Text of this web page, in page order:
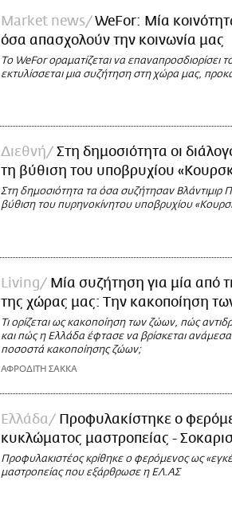
Market news WeFor: Μία
όσα απασχολούν την κοινωνία μας
Το WeFor οραματίζεται να επαναπροσδιορίσει
εκτυλίσσεται μια συζήτηση στη χώρα μας,
Διεθνή
Στη δημοσιότητα οι
τη βύθιση του υποβρυχίου
Στη δημοσιότητα τα όσα συζήτησαν Βλάντιμιρ
βύθιση του πυρηνοκίνητου υποβρυχίου
Living
Μία συζήτηση για μία από
της χώρας μας: Την κακοποίηση
Τι ορίζεται ως κακοποίηση των ζώων, πώς
και πώς η Ελλάδα έφτασε να βρίσκεται
ποσοστά κακοποίησης ζώων;
ΑΦΡΟΔΙΤΗ ΣΑΚΚΑ
Ελλάδα
Προφυλακίστηκε ο
κυκλώματος μαστροπείας -
Προφυλακιστέος κρίθηκε ο φερόμενος ως
μαστροπείας που εξάρθρωσε η ΕΛ.ΑΣ